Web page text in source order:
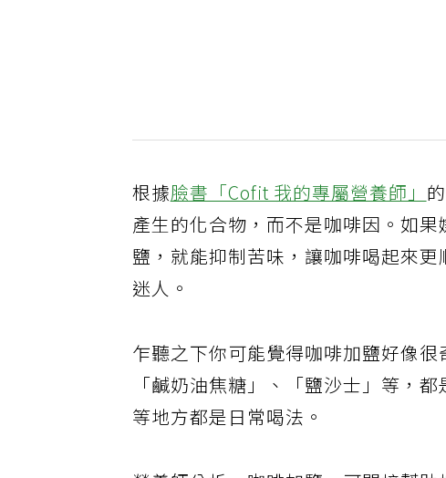
根據臉書「Cofit 我的專屬營養師」
產生的化合物，而不是咖啡因。如
鹽，就能抑制苦味，讓咖啡喝起來
迷人。
乍聽之下你可能覺得咖啡加鹽好像
「鹹奶油焦糖」、「鹽沙士」等，
等地方都是日常喝法。